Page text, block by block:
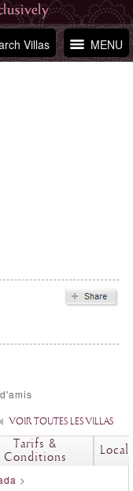
MENU
Villas
VOIR TOUTES LES VILLAS
Tarifs &
Conditions
>